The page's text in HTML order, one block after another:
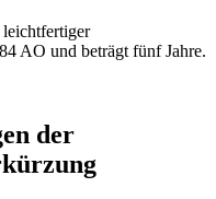
AO und beträgt fünf Jahre.
der